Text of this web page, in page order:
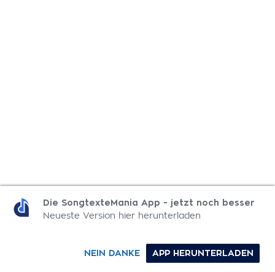
Die SongtexteMania App - jetzt noch besser
Neueste Version hier herunterladen
APP HERUNTERLADEN
NEIN DANKE